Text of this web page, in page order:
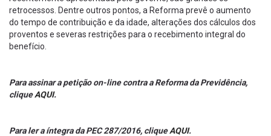
retrocessos. Dentre outros pontos, a Reforma prevê o aumento
do tempo de contribuição e da idade, alterações dos cálculos dos
proventos e severas restrições para o recebimento integral do
benefício.
Para assinar a petição on-line contra a Reforma da Previdência,
cliqueAQUI.
Para ler a íntegra da PEC 287/2016, cliqueAQUI.